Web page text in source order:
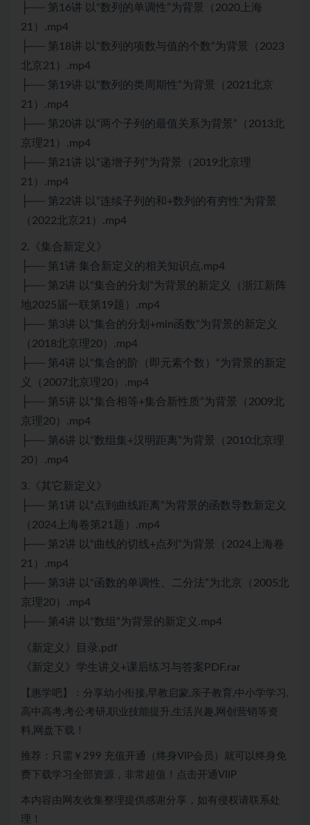
├── 第16讲 以“数列的单调性”为背景（2020上海
21）.mp4
├── 第18讲 以“数列的项数与值的个数”为背景（2023
北京21）.mp4
├── 第19讲 以“数列的类周期性”为背景（2021北京
21）.mp4
├── 第20讲 以“两个子列的最值关系为背景”（2013北
京理21）.mp4
├── 第21讲 以“递增子列”为背景（2019北京理
21）.mp4
├── 第22讲 以”连续子列的和+数列的有穷性“为背景
（2022北京21）.mp4
2.《集合新定义》
├── 第1讲 集合新定义的相关知识点.mp4
├── 第2讲 以“集合的分划”为背景的新定义（浙江新阵
地2025届一联第19题）.mp4
├── 第3讲 以“集合的分划+min函数”为背景的新定义
（2018北京理20）.mp4
├── 第4讲 以“集合的阶（即元素个数）“为背景的新定
义（2007北京理20）.mp4
├── 第5讲 以“集合相等+集合新性质”为背景（2009北
京理20）.mp4
├── 第6讲 以“数组集+汉明距离”为背景（2010北京理
20）.mp4
3.《其它新定义》
├── 第1讲 以“点到曲线距离”为背景的函数导数新定义
（2024上海卷第21题）.mp4
├── 第2讲 以“曲线的切线+点列”为背景（2024上海卷
21）.mp4
├── 第3讲 以“函数的单调性、二分法”为北京（2005北
京理20）.mp4
├── 第4讲 以“数组”为背景的新定义.mp4
《新定义》目录.pdf
《新定义》学生讲义+课后练习与答案PDF.rar
【惠学吧】：分享幼小衔接,早教启蒙,亲子教育,中小学学习,
高中高考,考公考研,职业技能提升,生活兴趣,网创营销等资
料,网盘下载！
推荐：只需￥299 充值开通（终身VIP会员）就可以终身免
费下载学习全部资源，非常超值！点击开通VIIP
本内容由网友收集整理提供感谢分享，如有侵权请联系处
理！